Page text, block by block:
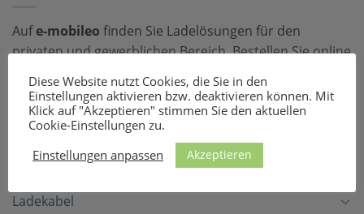
Aufe-mobileo finden Sie Ladelösungen für den
privaten und gewerblichen Bereich. Bestellen Sie online
passenden Ladeequipment sind Sie für jede Situation
gerüstet!
LADEZUBEHÖR
Ladekabel
Diese Website nutzt Cookies, die Sie in den
Einstellungen aktivieren bzw. deaktivieren können. Mit
Klick auf "Akzeptieren" stimmen Sie den aktuellen
Cookie-Einstellungen zu.
Einstellungen anpassen
Akzeptieren